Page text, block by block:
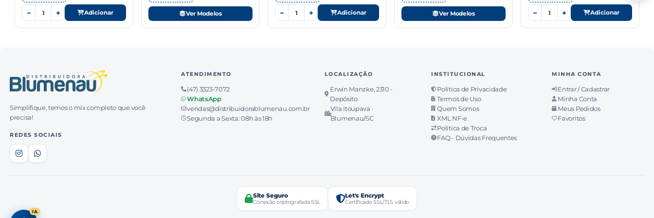
− + Adicionar Ver Modelos − + Adicionar Ver Modelos − + Adicionar
Simplifique, temos o mix completo que você
precisa!
REDES SOCIAIS
ATENDIMENTO
(47) 3323-7072
WhatsApp
vendas@distribuidorablumenau.com.br
Segunda a Sexta: 08h às 18h
LOCALIZAÇÃO
Erwin Manzke, 2310 -
Depósito
Vila Itoupava ·
Blumenau/SC
INSTITUCIONAL
Política de Privacidade
Termos de Uso
Quem Somos
XML NF-e
Política de Troca
FAQ - Dúvidas Frequentes
MINHA CONTA
Entrar / Cadastrar
Minha Conta
Meus Pedidos
Favoritos
Site Seguro
Conexão criptografada SSL
Let's Encrypt
Certificado SSL/TLS válido
IA